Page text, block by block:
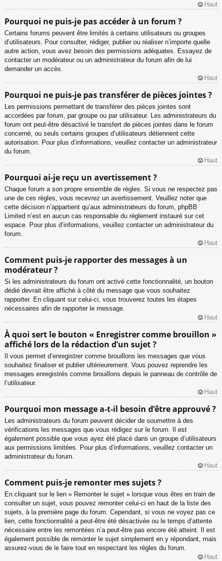
Haut
Pourquoi ne puis-je pas accéder à un forum ?
Certains forums peuvent être limités à certains utilisateurs ou groupes
d’utilisateurs. Pour consulter, rédiger, publier ou réaliser n’importe quelle
autre action, vous avez besoin des permissions adéquates. Essayez de
contacter un modérateur ou un administrateur du forum afin de lui
demander un accès.
Haut
Pourquoi ne puis-je pas transférer de pièces jointes ?
Les permissions permettant de transférer des pièces jointes sont
accordées par forum, par groupe ou par utilisateur. Les administrateurs du
forum ont peut-être désactivé le transfert de pièces jointes dans le forum
concerné, ou seuls certains groupes d’utilisateurs détiennent cette
autorisation. Pour plus d’informations, veuillez contacter un administrateur
du forum.
Haut
Pourquoi ai-je reçu un avertissement ?
Chaque forum a son propre ensemble de règles. Si vous ne respectez pas
une de ces règles, vous recevrez un avertissement. Veuillez noter que
cette décision n’appartient qu’aux administrateurs du forum, phpBB
Limited n’est en aucun cas responsable du règlement instauré sur cet
espace. Pour plus d’informations, veuillez contacter un administrateur du
forum.
Haut
Comment puis-je rapporter des messages à un
modérateur ?
Si les administrateurs du forum ont activé cette fonctionnalité, un bouton
dédié devrait être affiché à côté du message que vous souhaitez
rapporter. En cliquant sur celui-ci, vous trouverez toutes les étapes
nécessaires afin de rapporter le message.
Haut
À quoi sert le bouton « Enregistrer comme brouillon »
affiché lors de la rédaction d’un sujet ?
Il vous permet d’enregistrer comme brouillons les messages que vous
souhaitez finaliser et publier ultérieurement. Vous pouvez reprendre les
messages enregistrés comme brouillons depuis le panneau de contrôle de
l’utilisateur.
Haut
Pourquoi mon message a-t-il besoin d’être approuvé ?
Les administrateurs du forum peuvent décider de soumettre à des
vérifications les messages que vous rédigez sur le forum. Il est
également possible que vous ayez été placé dans un groupe d’utilisateurs
aux permissions limitées. Pour plus d’informations, veuillez contacter un
administrateur du forum.
Haut
Comment puis-je remonter mes sujets ?
En cliquant sur le lien « Remonter le sujet » lorsque vous êtes en train de
consulter un sujet, vous pouvez remonter celui-ci en haut de la liste des
sujets, à la première page du forum. Cependant, si vous ne voyez pas ce
lien, cette fonctionnalité a peut-être été désactivée ou le temps d’attente
nécessaire entre les remontées n’a peut-être pas encore été atteint. Il est
également possible de remonter le sujet simplement en y répondant, mais
assurez-vous de le faire tout en respectant les règles du forum.
Haut